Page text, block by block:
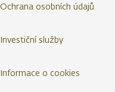
Ochrana osobních údajů
Investiční služby
Informace o cookies